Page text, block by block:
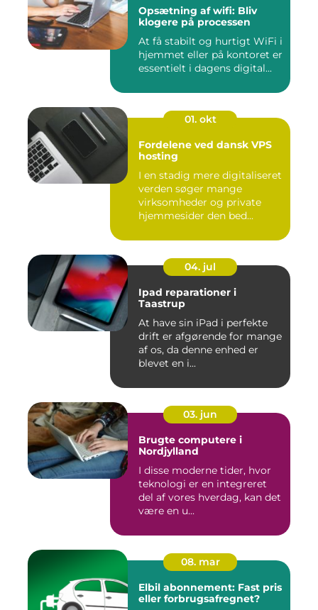
Opsætning af wifi: Bliv
klogere på processen
At få stabilt og hurtigt WiFi i
hjemmet eller på kontoret er
essentielt i dagens digital...
01. okt
Fordelene ved dansk VPS
hosting
I en stadig mere digitaliseret
verden søger mange
virksomheder og private
hjemmesider den bed...
04. jul
Ipad reparationer i
Taastrup
At have sin iPad i perfekte
drift er afgørende for mange
af os, da denne enhed er
blevet en i...
03. jun
Brugte computere i
Nordjylland
I disse moderne tider, hvor
teknologi er en integreret
del af vores hverdag, kan det
være en u...
08. mar
Elbil abonnement: Fast pris
eller forbrugsafregnet?